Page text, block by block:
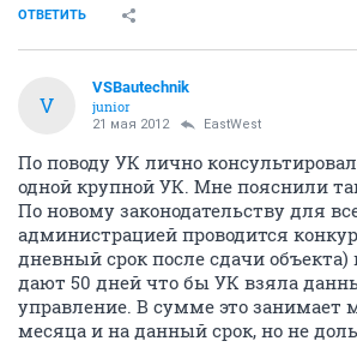
ОТВЕТИТЬ
V
VSBautechnik
junior
21 мая 2012 EastWest
По поводу УК лично
одной крупной УК. Мне пояснили
По новому законодательству для
администрацией проводится
дневный срок после сдачи
дают 50 дней что бы УК взяла
управление. В сумме это занимает
месяца и на данный срок, но не